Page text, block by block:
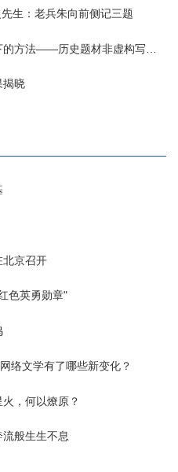
生：老兵朱向前侧记三题
法——历史题材非虚构写作多人谈
揭晓
北京召开
色英勇勋章"
络文学有了哪些新变化？
，何以燎原？
般生生不息